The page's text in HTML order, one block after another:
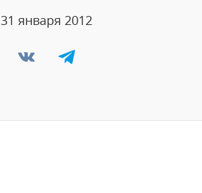
31 января 2012